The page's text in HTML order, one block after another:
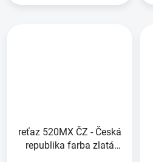
reťaz 520MX ČZ - Česká
republika farba zlatá